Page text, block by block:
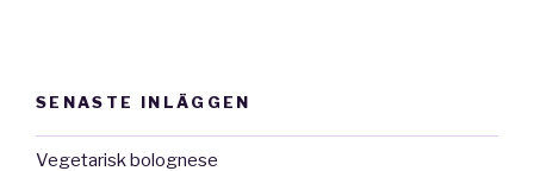
SENASTE INLÄGGEN
Vegetarisk bolognese